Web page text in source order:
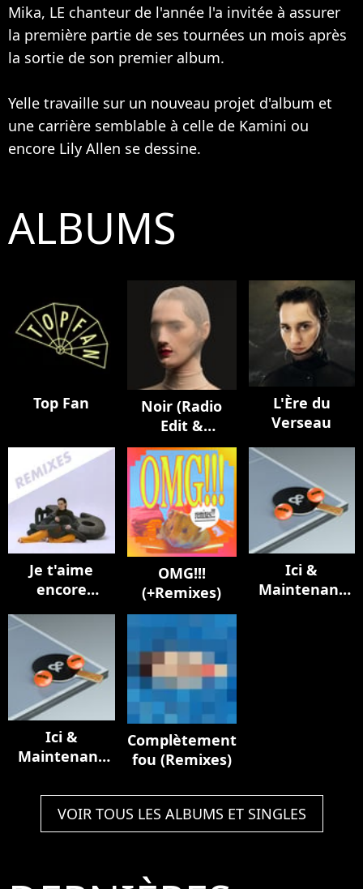
Mika, LE chanteur de l'année l'a invitée à assurer
la première partie de ses tournées un mois après
la sortie de son premier album.
Yelle travaille sur un nouveau projet d'album et
une carrière semblable à celle de Kamini ou
encore Lily Allen se dessine.
ALBUMS
Top Fan
Noir (Radio
Edit &
Remixes)
L'Ère du
Verseau
Je t'aime
encore
OMG!!!
(+Remixes)
Ici &
Maintenant
Ici &
Maintenant
- Single
Complètement
fou (Remixes)
VOIR TOUS LES ALBUMS ET SINGLES